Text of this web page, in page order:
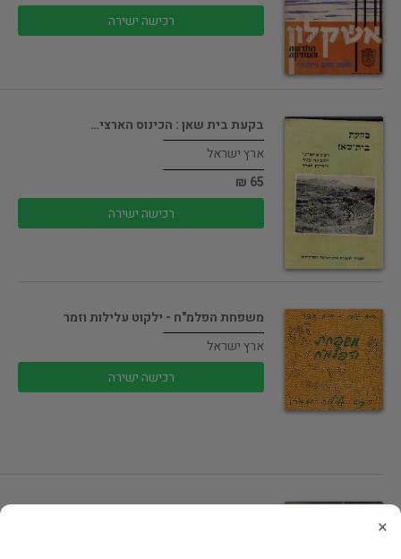
רכישה ישירה
בקעת בית שאן : הכינוס הארצי…
ארץ ישראל
65 ₪
רכישה ישירה
משפחת הפלמ"ח - ילקוט עלילות וזמר
ארץ ישראל
רכישה ישירה
איזור בית שאן / דב ניר
×